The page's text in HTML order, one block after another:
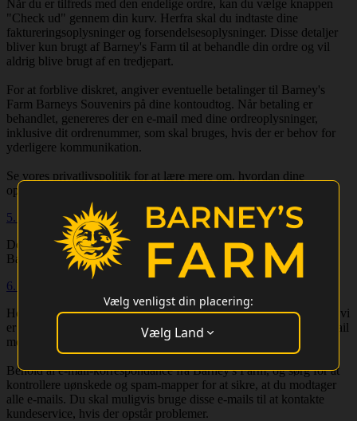
Når du er tilfreds med den endelige ordre, kan du vælge knappen
"Check ud" gennem din kurv. Herfra skal du indtaste dine
faktureringsoplysninger og forsendelsesoplysninger. Disse detaljer
bliver kun brugt af Barney's Farm til at behandle din ordre og vil
aldrig blive brugt af en tredjepart.
For at forblive diskret, angiver eventuelle betalinger til Barney's
Farm Barneys Souvenirs på dine kontoudtog. Når betaling er
behandlet, genereres der en e-mail med dine ordreoplysninger,
inklusive dit ordrenummer, som skal bruges, hvis der er behov for
yderligere kommunikation.
Se vores privatlivspolitik for at lære mere om, hvordan dine
oplysninger håndteres.
5. Er der en minimums købs grænse?
Der er ikke nogen minimums købs grænse, for at lave en ordre i
Barney's Webshop
6. Kan jeg følge min ordre?
Hos Barney's søger vi for at holde alle kunder opdateret med hvor vi
er med deres ordre. Man vil modtage en email med info, og en email
med tracking nummer, så snart ordren er sendt afsted.
Behold al e-mail-korrespondance fra Barney's Farm, og sørg for at
kontrollere uønskede og spam-mapper for at sikre, at du modtager
alle e-mails. Du skal muligvis bruge disse e-mails til at kontakte
kundeservice, hvis der opstår problemer.
Vælg venligst din placering:
Vælg Land